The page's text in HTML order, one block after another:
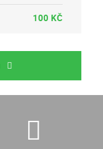
100 KČ